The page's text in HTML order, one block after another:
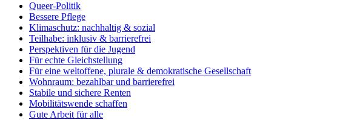
Queer-Politik
Bessere Pflege
Klimaschutz: nachhaltig & sozial
Teilhabe: inklusiv & barrierefrei
Perspektiven für die Jugend
Für echte Gleichstellung
Für eine weltoffene, plurale & demokratische Gesellschaft
Wohnraum: bezahlbar und barrierefrei
Stabile und sichere Renten
Mobilitätswende schaffen
Gute Arbeit für alle